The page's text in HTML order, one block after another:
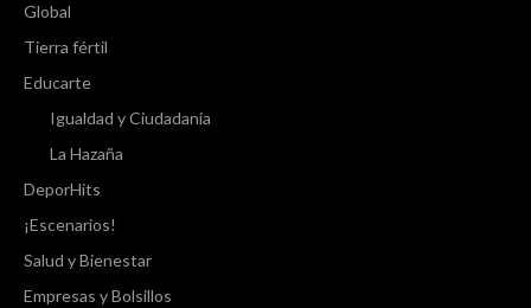
Global
Tierra fértil
Educarte
Igualdad y Ciudadanía
La Hazaña
DeporHits
¡Escenarios!
Salud y Bienestar
Empresas y Bolsillos